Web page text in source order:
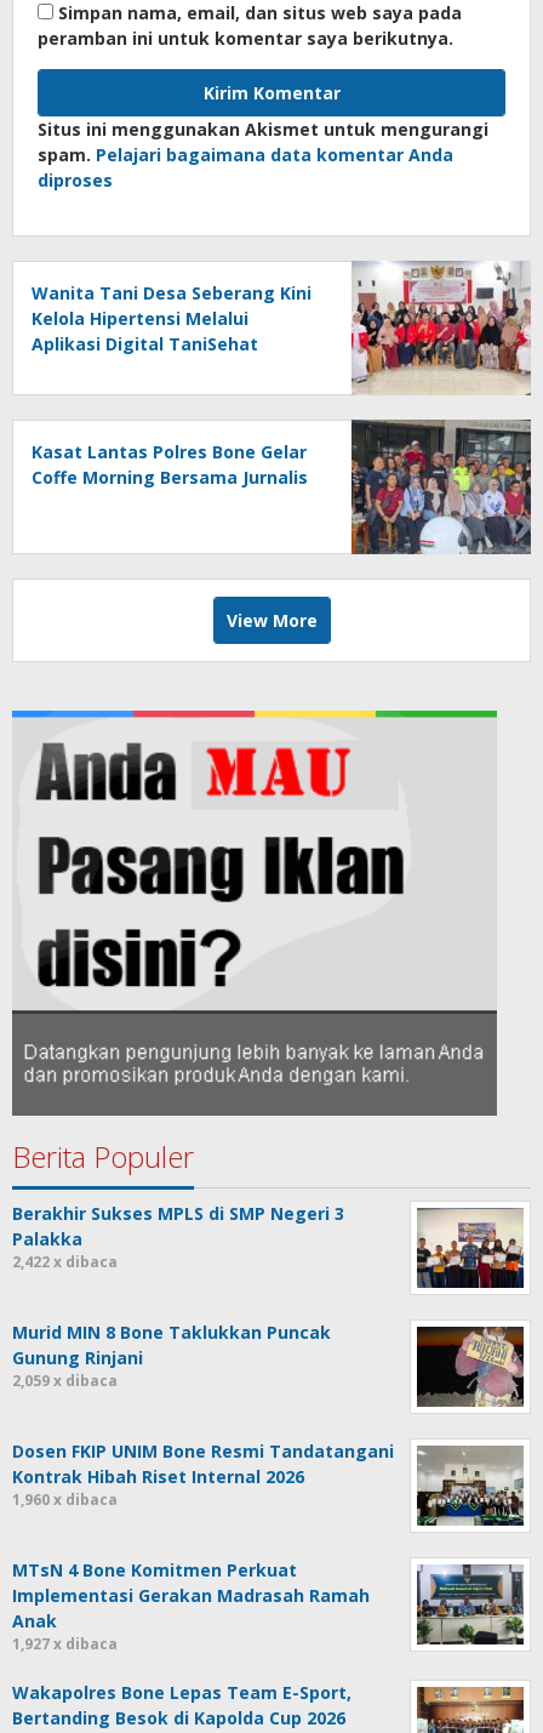
Simpan nama, email, dan situs web saya pada
peramban ini untuk komentar saya berikutnya.
Situs ini menggunakan Akismet untuk mengurangi
spam. Pelajari bagaimana data komentar Anda
diproses
Wanita Tani Desa Seberang Kini
Kelola Hipertensi Melalui
Aplikasi Digital TaniSehat
Kasat Lantas Polres Bone Gelar
Coffe Morning Bersama Jurnalis
View More
Berita Populer
Berakhir Sukses MPLS di SMP Negeri 3
Palakka
2,422 x dibaca
Murid MIN 8 Bone Taklukkan Puncak
Gunung Rinjani
2,059 x dibaca
Dosen FKIP UNIM Bone Resmi Tandatangani
Kontrak Hibah Riset Internal 2026
1,960 x dibaca
MTsN 4 Bone Komitmen Perkuat
Implementasi Gerakan Madrasah Ramah
Anak
1,927 x dibaca
Wakapolres Bone Lepas Team E-Sport,
Bertanding Besok di Kapolda Cup 2026